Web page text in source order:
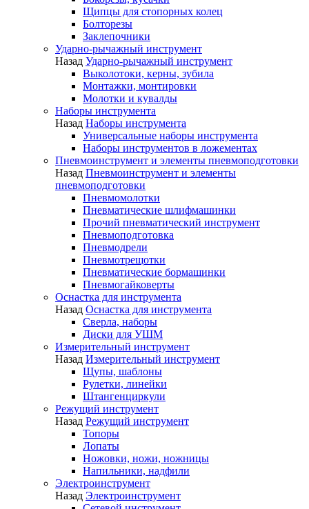
Щипцы для стопорных колец
Болторезы
Заклепочники
Ударно-рычажный инструмент
Назад Ударно-рычажный инструмент
Выколотоки, керны, зубила
Монтажки, монтировки
Молотки и кувалды
Наборы инструмента
Назад Наборы инструмента
Универсальные наборы инструмента
Наборы инструментов в ложементах
Пневмоинструмент и элементы пневмоподготовки
Назад Пневмоинструмент и элементы
пневмоподготовки
Пневмомолотки
Пневматические шлифмашинки
Прочий пневматический инструмент
Пневмоподготовка
Пневмодрели
Пневмотрещотки
Пневматические бормашинки
Пневмогайковерты
Оснастка для инструмента
Назад Оснастка для инструмента
Сверла, наборы
Диски для УШМ
Измерительный инструмент
Назад Измерительный инструмент
Щупы, шаблоны
Рулетки, линейки
Штангенциркули
Режущий инструмент
Назад Режущий инструмент
Топоры
Лопаты
Ножовки, ножи, ножницы
Напильники, надфили
Электроинструмент
Назад Электроинструмент